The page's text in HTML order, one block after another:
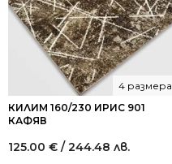
КИЛИМ 160/230 ИРИС 901
КАФЯВ
4 размера
125.00 € / 244.48 лв.